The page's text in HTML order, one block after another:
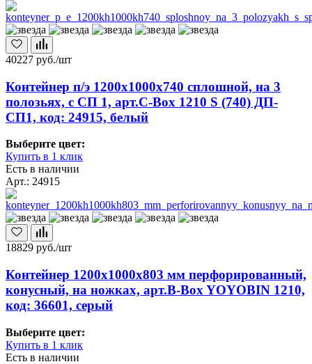
40227 руб./шт
Контейнер п/э 1200х1000х740 сплошной, на 3
полозьях, с СП 1, арт.C-Box 1210 S (740) ДП-
СП1, код: 24915, белый
Выберите цвет:
Купить в 1 клик
Есть в наличии
Арт.: 24915
18829 руб./шт
Контейнер 1200х1000х803 мм перфорированный,
конусный, на ножках, арт.B-Box YOYOBIN 1210,
код: 36601, серый
Выберите цвет:
Купить в 1 клик
Есть в наличии